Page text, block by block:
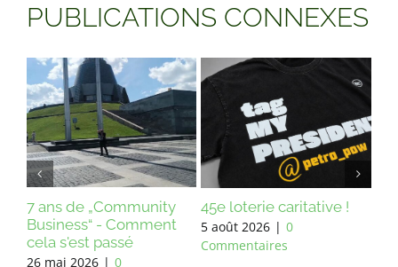
PUBLICATIONS CONNEXES
7 ans de „Community
Business“ - Comment
cela s'est passé
26 mai 2026 | 0
45e loterie caritative !
5 août 2026 | 0
Commentaires